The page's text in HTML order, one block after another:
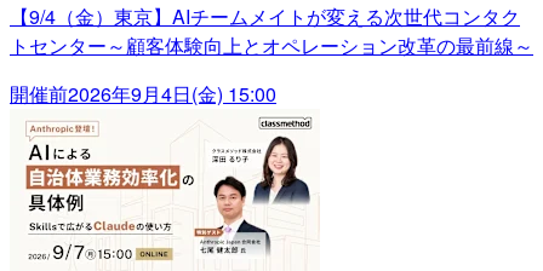
【9/4（金）東京】AIチームメイトが変える次世代コンタク
トセンター～顧客体験向上とオペレーション改革の最前線～
開催前2026年9月4日(金) 15:00